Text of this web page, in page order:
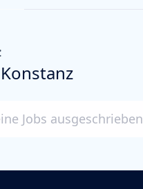
Jobs ausgeschrieben